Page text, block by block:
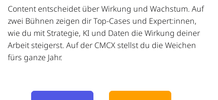
Content entscheidet über Wirkung und Wachstum. Auf
zwei Bühnen zeigen dir Top-Cases und Expert:innen,
wie du mit Strategie, KI und Daten die Wirkung deiner
Arbeit steigerst. Auf der CMCX stellst du die Weichen
fürs ganze Jahr.